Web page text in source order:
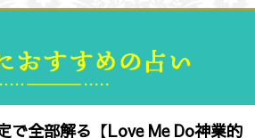
で全部解る【Love Me Do神業的